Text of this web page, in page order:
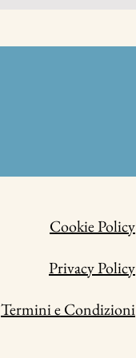
Cookie Policy
Privacy Policy
Termini e Condizioni